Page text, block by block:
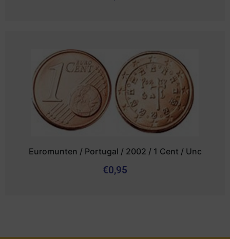
Euromunten / Portugal / 2002 / 1 Cent / Unc
€0,95